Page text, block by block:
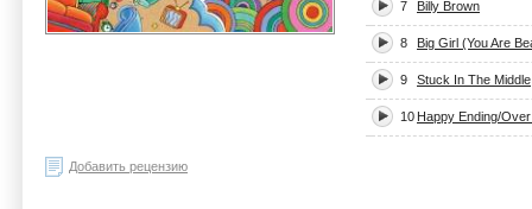
7 Billy Brown
8 Big Girl (You Are
9 Stuck In The Middle
10 Happy Ending/
Добавить рецензию